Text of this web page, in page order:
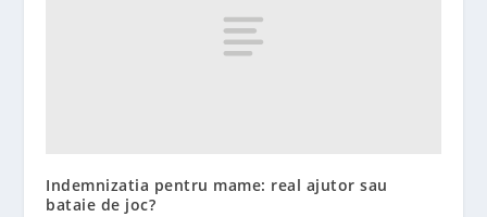
Indemnizatia pentru mame: real ajutor sau
bataie de joc?